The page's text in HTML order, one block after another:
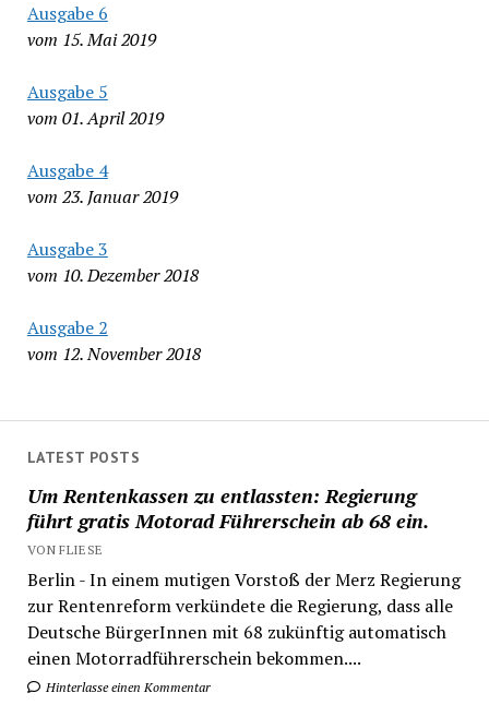
Ausgabe 6
vom 15. Mai 2019
Ausgabe 5
vom 01. April 2019
Ausgabe 4
vom 23. Januar 2019
Ausgabe 3
vom 10. Dezember 2018
Ausgabe 2
vom 12. November 2018
LATEST POSTS
Um Rentenkassen zu entlassten: Regierung
führt gratis Motorad Führerschein ab 68 ein.
VON FLIESE
Berlin - In einem mutigen Vorstoß der Merz Regierung
zur Rentenreform verkündete die Regierung, dass alle
Deutsche BürgerInnen mit 68 zukünftig automatisch
einen Motorradführerschein bekommen....
Hinterlasse einen Kommentar